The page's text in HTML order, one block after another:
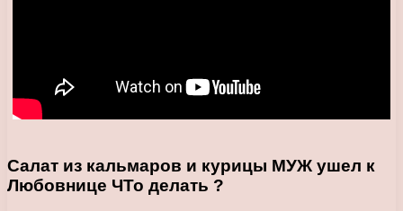
Салат из кальмаров и курицы МУЖ ушел к
Любовнице ЧТо делать ?